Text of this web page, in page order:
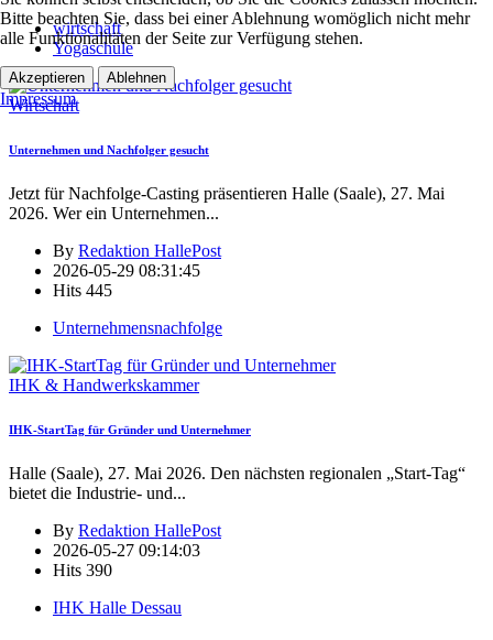
wirtschaft
Yogaschule
Wirtschaft
Unternehmen und Nachfolger gesucht
Jetzt für Nachfolge-Casting präsentieren Halle (Saale), 27. Mai
2026. Wer ein Unternehmen...
By Redaktion HallePost
2026-05-29 08:31:45
Hits 445
Unternehmensnachfolge
IHK & Handwerkskammer
IHK-StartTag für Gründer und Unternehmer
Halle (Saale), 27. Mai 2026. Den nächsten regionalen „Start-Tag“
bietet die Industrie- und...
By Redaktion HallePost
2026-05-27 09:14:03
Hits 390
IHK Halle Dessau
Bitte beachten Sie, dass bei einer Ablehnung womöglich nicht mehr
alle Funktionalitäten der Seite zur Verfügung stehen.
Akzeptieren Ablehnen
Impressum